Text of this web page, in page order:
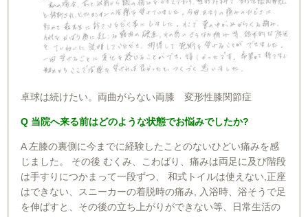
卓球は続けたい。両曲がらない両膝 変形性膝関節症
Q 当院へ来る前はどのような状態でお悩みでしたか?
A 左膝の裏側に今までに経験したことのないひどい痛みを感
じました。 その後 むくみ、こわばり、痛みは両足に及び階段
は手すりにつかまって一段ずつ、 和式トイルは使えない,正座
はできない、スニーカーの着脱時の痛み, 入浴時、浴そうで足
を伸ばすと、その後の立ち上がりができない等、日常生活の